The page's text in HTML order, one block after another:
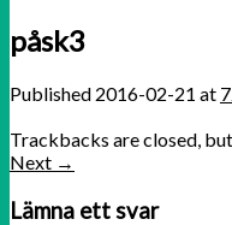
påsk3
Published 2016-02-21 at
Trackbacks are closed,
Next →
Lämna ett svar